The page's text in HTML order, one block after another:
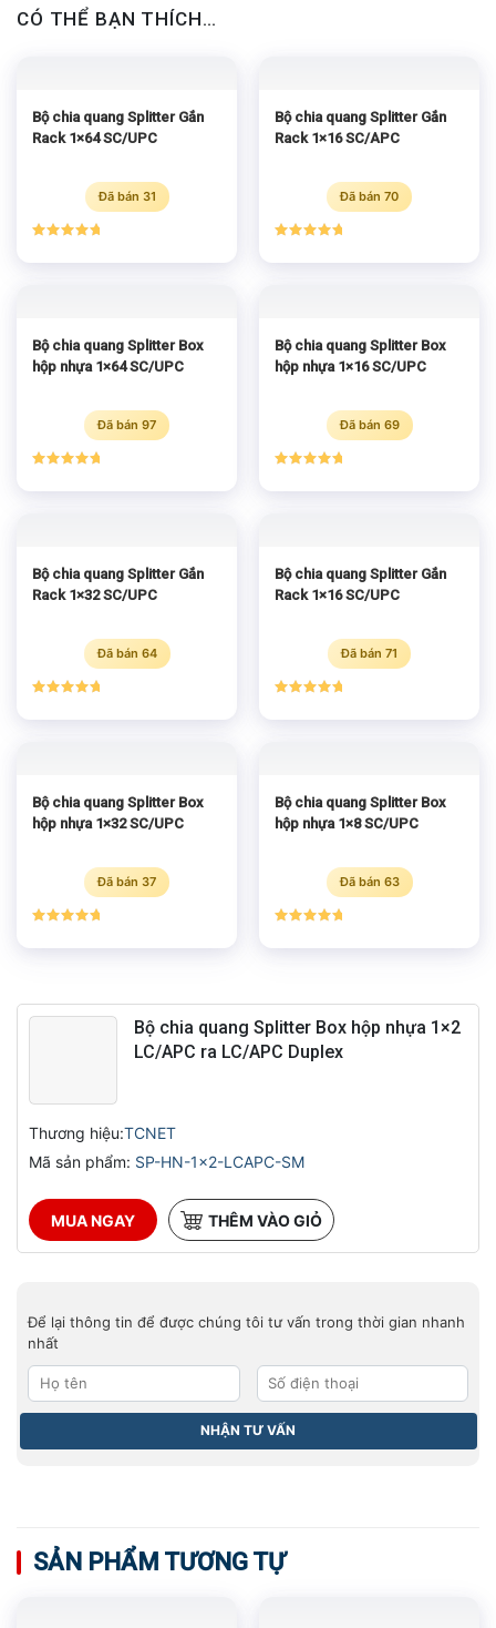
CÓ THỂ BẠN THÍCH…
Bộ chia quang Splitter Gắn
Rack 1×64 SC/UPC
Đã bán 31
hạng5.00
Bộ chia quang Splitter Gắn
Rack 1×16 SC/APC
Đã bán 70
hạng5.00
Bộ chia quang Splitter Box
hộp nhựa 1×64 SC/UPC
Đã bán 97
hạng5.00
Bộ chia quang Splitter Box
hộp nhựa 1×16 SC/UPC
Đã bán 69
hạng5.00
Bộ chia quang Splitter Gắn
Rack 1×32 SC/UPC
Đã bán 64
hạng5.00
Bộ chia quang Splitter Gắn
Rack 1×16 SC/UPC
Đã bán 71
hạng5.00
Bộ chia quang Splitter Box
hộp nhựa 1×32 SC/UPC
Đã bán 37
hạng5.00
Bộ chia quang Splitter Box
hộp nhựa 1×8 SC/UPC
Đã bán 63
hạng5.00
Bộ chia quang Splitter Box hộp nhựa 1×2
LC/APC ra LC/APC Duplex
Thương hiệu:TCNET
Mã sản phẩm: SP-HN-1x2-LCAPC-SM
MUA NGAY THÊM VÀO GIỎ
Để lại thông tin để được chúng tôi tư vấn trong thời gian nhanh
nhất
SẢN PHẨM TƯƠNG TỰ